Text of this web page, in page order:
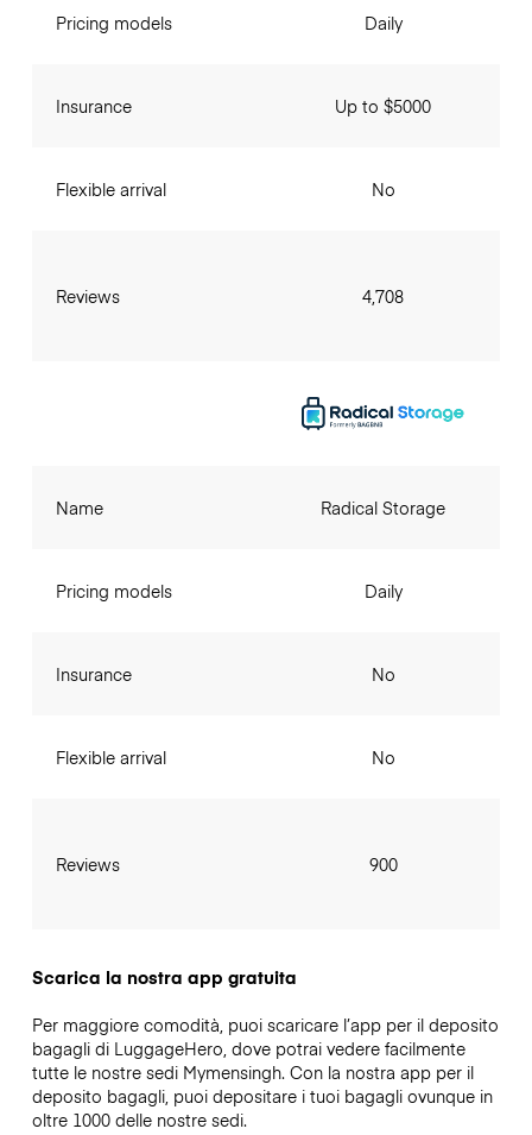
Pricing models
Insurance
Flexible arrival
Reviews
Daily
Up to $5000
No
4,708
Name
Pricing models
Insurance
Flexible arrival
Reviews
Radical Storage
Daily
No
No
900
Scarica la nostra app gratuita
Per maggiore comodità, puoi scaricare l’app per il deposito
bagagli di LuggageHero, dove potrai vedere facilmente
tutte le nostre sedi Mymensingh. Con la nostra app per il
deposito bagagli, puoi depositare i tuoi bagagli ovunque in
oltre 1000 delle nostre sedi.